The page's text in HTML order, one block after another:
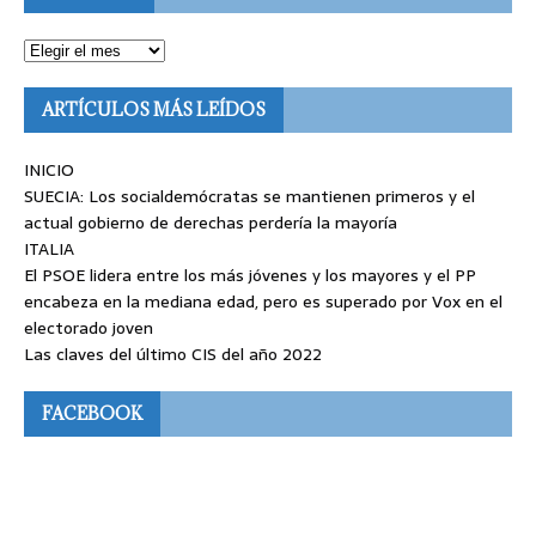
ARTÍCULOS MÁS LEÍDOS
INICIO
SUECIA: Los socialdemócratas se mantienen primeros y el
actual gobierno de derechas perdería la mayoría
ITALIA
El PSOE lidera entre los más jóvenes y los mayores y el PP
encabeza en la mediana edad, pero es superado por Vox en el
electorado joven
Las claves del último CIS del año 2022
FACEBOOK